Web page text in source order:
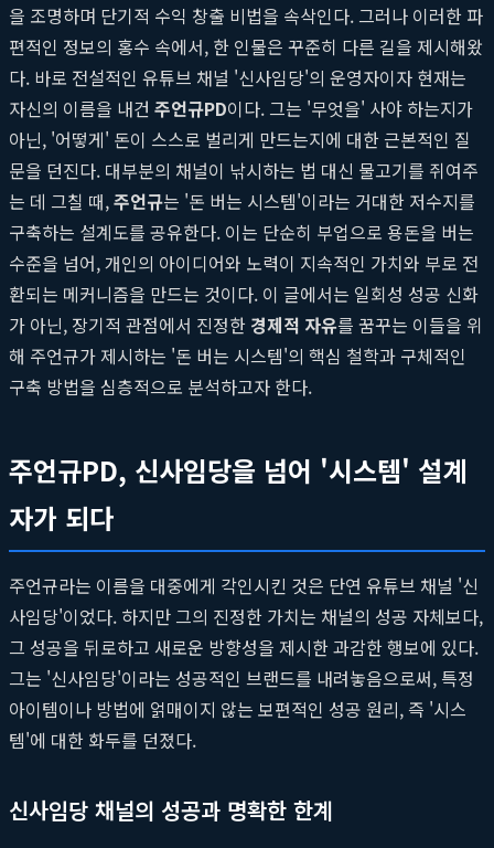
을 조명하며 단기적 수익 창출 비법을 속삭인다. 그러나 이러한 파
편적인 정보의 홍수 속에서, 한 인물은 꾸준히 다른 길을 제시해왔
다. 바로 전설적인 유튜브 채널 '신사임당'의 운영자이자 현재는
자신의 이름을 내건 주언규PD이다. 그는 '무엇을' 사야 하는지가
아닌, '어떻게' 돈이 스스로 벌리게 만드는지에 대한 근본적인 질
문을 던진다. 대부분의 채널이 낚시하는 법 대신 물고기를 쥐여주
는 데 그칠 때,주언규는 '돈 버는 시스템'이라는 거대한 저수지를
구축하는 설계도를 공유한다. 이는 단순히 부업으로 용돈을 버는
수준을 넘어, 개인의 아이디어와 노력이 지속적인 가치와 부로 전
환되는 메커니즘을 만드는 것이다. 이 글에서는 일회성 성공 신화
가 아닌, 장기적 관점에서 진정한 경제적 자유를 꿈꾸는 이들을 위
해 주언규가 제시하는 '돈 버는 시스템'의 핵심 철학과 구체적인
구축 방법을 심층적으로 분석하고자 한다.
주언규PD, 신사임당을 넘어 '시스템' 설계
자가 되다
주언규라는 이름을 대중에게 각인시킨 것은 단연 유튜브 채널 '신
사임당'이었다. 하지만 그의 진정한 가치는 채널의 성공 자체보다,
그 성공을 뒤로하고 새로운 방향성을 제시한 과감한 행보에 있다.
그는 '신사임당'이라는 성공적인 브랜드를 내려놓음으로써, 특정
아이템이나 방법에 얽매이지 않는 보편적인 성공 원리, 즉 '시스
템'에 대한 화두를 던졌다.
신사임당 채널의 성공과 명확한 한계